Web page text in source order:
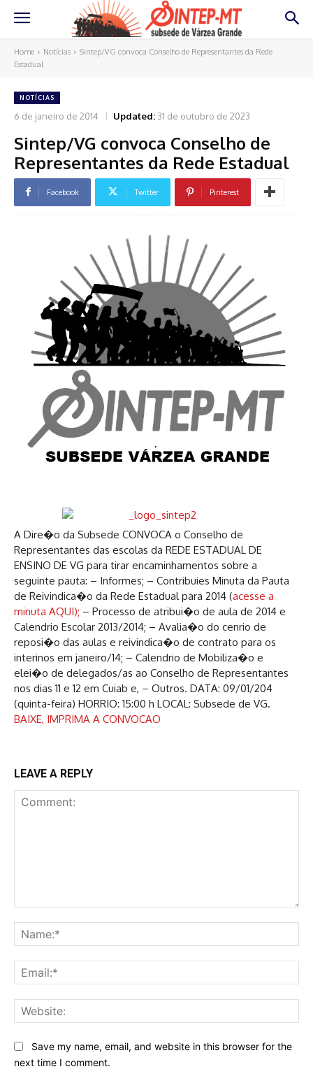
Home Notícias
Sintep/VG convoca Conselho de Representantes da Rede
Estadual
NOTÍCIAS
6 de janeiro de 2014 Updated: 31 de outubro de 2023
Sintep/VG convoca Conselho de
Representantes da Rede Estadual
Facebook Twitter Pinterest
A Dire�o da Subsede CONVOCA o Conselho de
Representantes das escolas da REDE ESTADUAL DE
ENSINO DE VG para tirar encaminhamentos sobre a
seguinte pauta: – Informes; – Contribuies Minuta da Pauta
de Reivindica�o da Rede Estadual para 2014 (acesse a
minuta AQUI); – Processo de atribui�o de aula de 2014 e
Calendrio Escolar 2013/2014; – Avalia�o do cenrio de
reposi�o das aulas e reivindica�o de contrato para os
interinos em janeiro/14; – Calendrio de Mobiliza�o e
elei�o de delegados/as ao Conselho de Representantes
nos dias 11 e 12 em Cuiab e, – Outros. DATA: 09/01/204
(quinta-feira) HORRIO: 15:00 h LOCAL: Subsede de VG.
BAIXE, IMPRIMA A CONVOCAO
LEAVE A REPLY
Save my name, email, and website in this browser for the
next time I comment.